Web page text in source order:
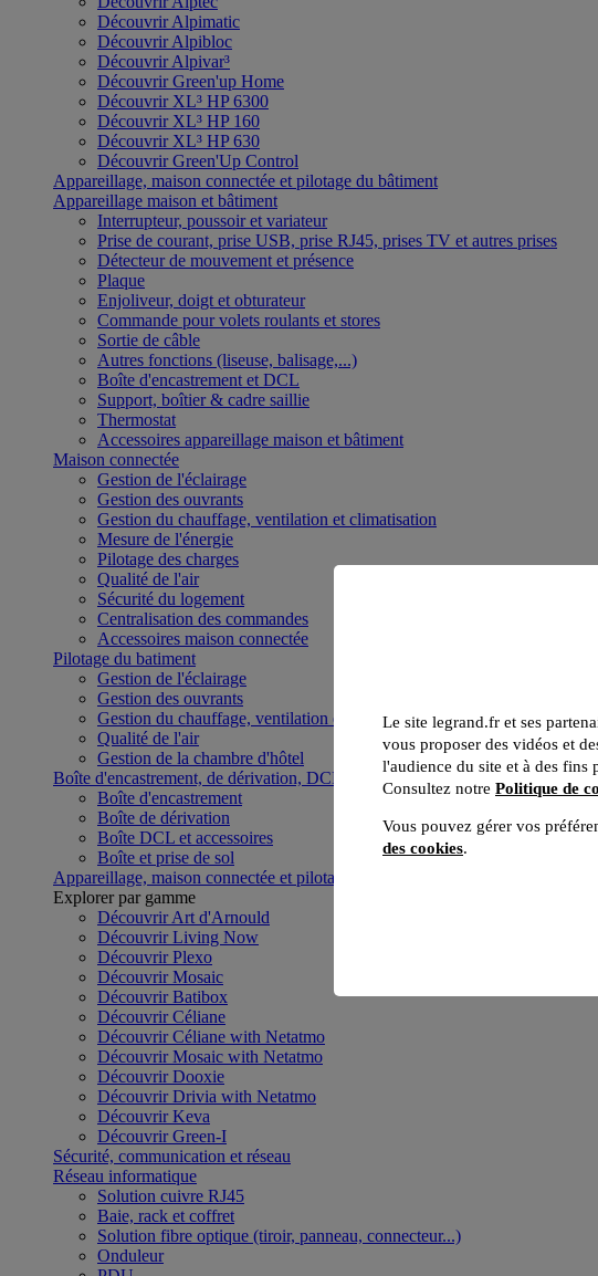
Découvrir Alpimatic
Découvrir Alpibloc
Découvrir Alpivar³
Découvrir Green'up Home
Découvrir XL³ HP 6300
Découvrir XL³ HP 160
Découvrir XL³ HP 630
Découvrir Green'Up Control
Appareillage, maison connectée et pilotage du bâtiment
Appareillage maison et bâtiment
Interrupteur, poussoir et variateur
Prise de courant, prise USB, prise RJ45, prises TV et autres prises
Détecteur de mouvement et présence
Plaque
Enjoliveur, doigt et obturateur
Commande pour volets roulants et stores
Sortie de câble
Autres fonctions (liseuse, balisage,...)
Boîte d'encastrement et DCL
Support, boîtier & cadre saillie
Thermostat
Accessoires appareillage maison et bâtiment
Maison connectée
Gestion de l'éclairage
Gestion des ouvrants
Gestion du chauffage, ventilation et climatisation
Mesure de l'énergie
Pilotage des charges
Qualité de l'air
Sécurité du logement
Centralisation des commandes
Accessoires maison connectée
Pilotage du batiment
Gestion de l'éclairage
Gestion des ouvrants
Gestion du chauffage, ventilation et climatisation
Qualité de l'air
Gestion de la chambre d'hôtel
Boîte d'encastrement, de dérivation, DCL et boîte de sol
Boîte d'encastrement
Boîte de dérivation
Boîte DCL et accessoires
Boîte et prise de sol
Appareillage, maison connectée et pilotage du bâtiment
Explorer par gamme
Découvrir Art d'Arnould
Découvrir Living Now
Découvrir Plexo
Découvrir Mosaic
Découvrir Batibox
Découvrir Céliane
Découvrir Céliane with Netatmo
Découvrir Mosaic with Netatmo
Découvrir Dooxie
Découvrir Drivia with Netatmo
Découvrir Keva
Découvrir Green-I
Sécurité, communication et réseau
Réseau informatique
Solution cuivre RJ45
Baie, rack et coffret
Solution fibre optique (tiroir, panneau, connecteur...)
Onduleur
Le site legrand.fr et ses
vous proposer des vidéos et
l'audience du site et à des fins
Consultez notre Politique de
Vous pouvez gérer vos
des cookies.